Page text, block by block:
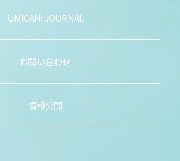
UMICAHI JOURNAL
お問い合わせ
情報公開